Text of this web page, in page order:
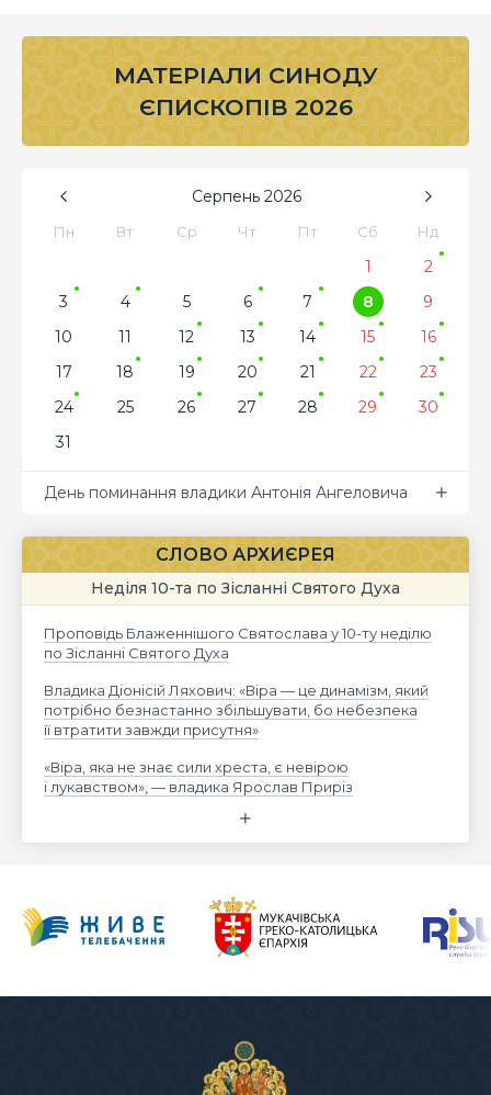
МАТЕРІАЛИ СИНОДУ
ЄПИСКОПІВ 2026
Серпень 2026
Пн Вт Ср Чт Пт Сб Нд
1
2
3
4 5 6 7 8
9
10
11 12 13 14 15
16
17
18 19 20 21 22
23
24
25 26 27 28 29
30
31
День поминання владики Антонія Ангеловича
СЛОВО АРХИЄРЕЯ
Неділя 10-та по Зісланні Святого Духа
Проповідь Блаженнішого Святослава у 10-ту неділю
по Зісланні Святого Духа
Владика Діонісій Ляхович: «Віра — це динамізм, який
потрібно безнастанно збільшувати, бо небезпека
її втратити завжди присутня»
«Віра, яка не знає сили хреста, є невірою
і лукавством», — владика Ярослав Приріз